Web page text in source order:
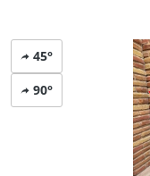
45°
90°